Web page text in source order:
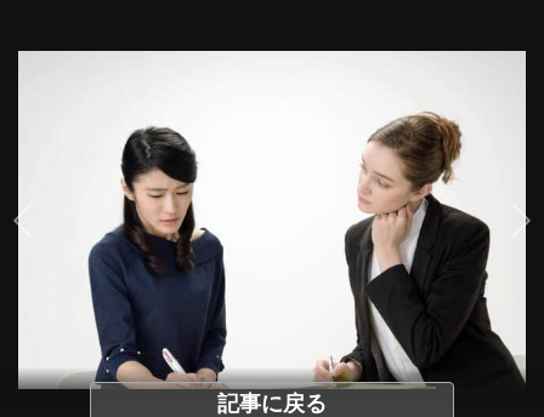
記事に戻る